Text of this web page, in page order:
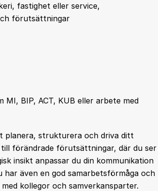
fastighet eller service,
förutsättningar
BIP, ACT, KUB eller arbete med
planera, strukturera och driva ditt
förändrade förutsättningar, där du ser
insikt anpassar du din kommunikation
även en god samarbetsförmåga och
kollegor och samverkansparter.